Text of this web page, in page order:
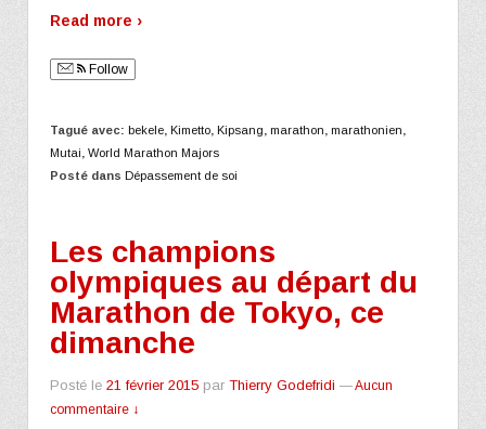
Read more ›
Follow
Tagué avec: bekele Kimetto Kipsang marathon marathonien
Mutai World Marathon Majors
Posté dans Dépassement de soi
Les champions
olympiques au départ du
Marathon de Tokyo, ce
dimanche
Posté le 21 février 2015 par Thierry Godefridi —Aucun
commentaire ↓